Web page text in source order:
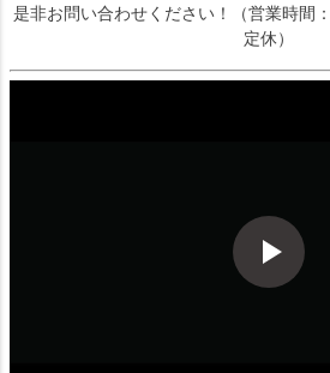
是非お問い合わせください！（営業時間
定休）